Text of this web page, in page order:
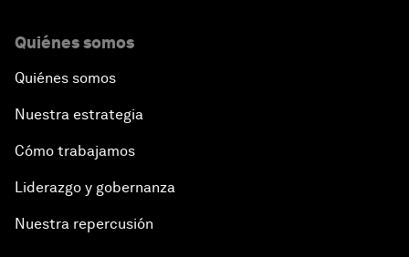
Quiénes somos
Quiénes somos
Nuestra estrategia
Cómo trabajamos
Liderazgo y gobernanza
Nuestra repercusión